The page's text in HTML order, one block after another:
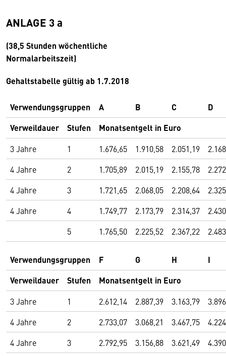
ANLAGE 3 a
(38,5 Stunden wöchentliche
Normalarbeitszeit)
Gehaltstabelle gültig ab 1.7.2018
Verwendungsgruppen A B C
D
Verweildauer
Stufen Monatsentgelt in Euro
3 Jahre 1 1.676,65 1.910,58 2.051,19
4 Jahre
2 1.705,89 2.015,19 2.155,78
4 Jahre
3 1.721,65 2.068,05 2.208,64
4 Jahre
4 1.749,77 2.173,79 2.314,37
5
1.765,50 2.225,52 2.367,22
Verwendungsgruppen F G H
I
Verweildauer
Stufen Monatsentgelt in Euro
3 Jahre 1 2.612,14 2.887,39 3.163,79
4 Jahre
2 2.733,07 3.068,21 3.467,75
4 Jahre
3 2.792,95 3.156,88 3.621,49